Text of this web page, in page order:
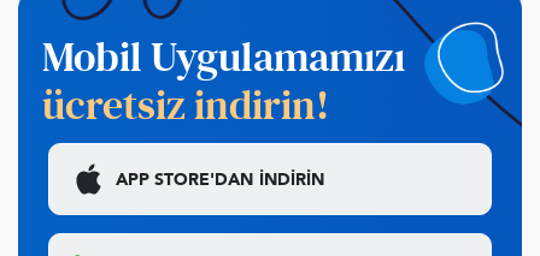
Mobil Uygulamamızı
ücretsiz indirin!
APP STORE'DAN İNDİRİN